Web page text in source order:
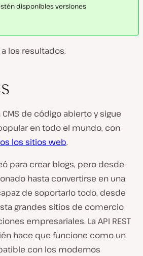
disponibles versiones
los resultados.
de código abierto y sigue
en todo el mundo, con
los sitios web.
para crear blogs, pero desde
hasta convertirse en una
de soportarlo todo, desde
grandes sitios de comercio
empresariales. La API REST
hace que funcione como un
con los modernos